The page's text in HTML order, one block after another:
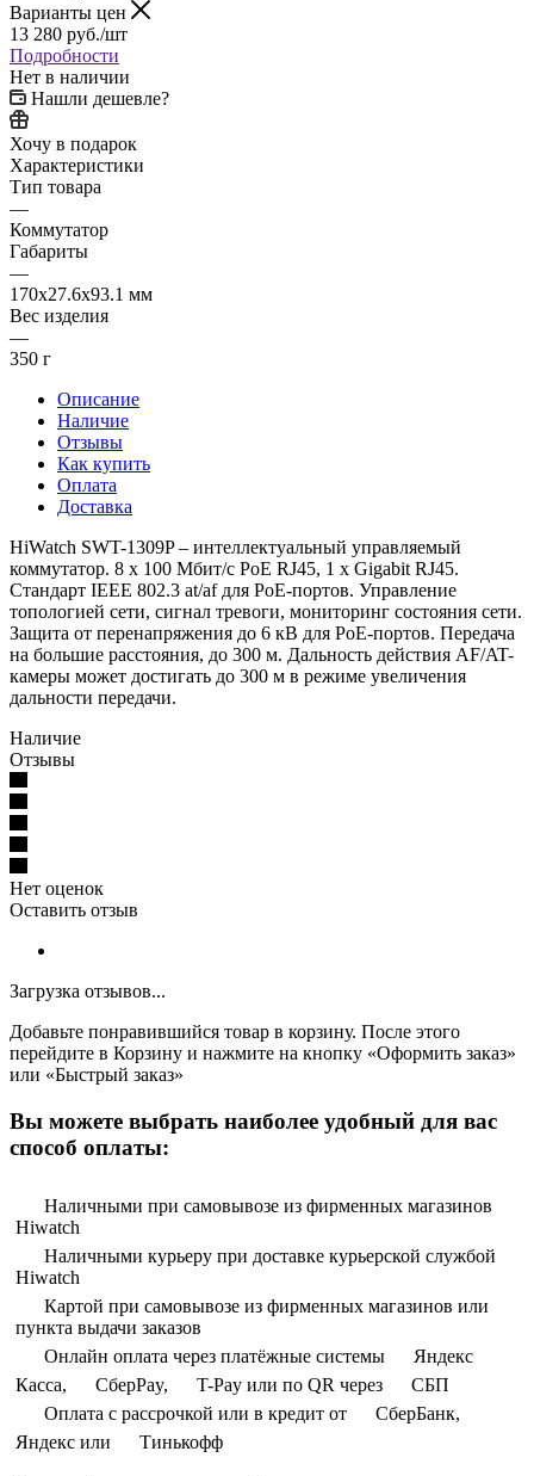
Варианты цен
13 280 руб./шт
Подробности
Нет в наличии
Нашли дешевле?
Хочу в подарок
Характеристики
Тип товара
—
Коммутатор
Габариты
—
170x27.6x93.1 мм
Вес изделия
—
350 г
Описание
Наличие
Отзывы
Как купить
Оплата
Доставка
HiWatch SWT-1309P – интеллектуальный управляемый
коммутатор. 8 х 100 Мбит/с PoE RJ45, 1 х Gigabit RJ45.
Стандарт IEEE 802.3 at/af для PoE-портов. Управление
топологией сети, сигнал тревоги, мониторинг состояния сети.
Защита от перенапряжения до 6 кВ для PoE-портов. Передача
на большие расстояния, до 300 м. Дальность действия AF/AT-
камеры может достигать до 300 м в режиме увеличения
дальности передачи.
Наличие
Отзывы
Нет оценок
Оставить отзыв
Загрузка отзывов...
Добавьте понравившийся товар в корзину. После этого
перейдите в Корзину и нажмите на кнопку «Оформить заказ»
или «Быстрый заказ»
Вы можете выбрать наиболее удобный для вас
способ оплаты:
Наличными при самовывозе из фирменных магазинов
Hiwatch
Наличными курьеру при доставке курьерской службой
Hiwatch
Картой при самовывозе из фирменных магазинов или
пункта выдачи заказов
Онлайн оплата через платёжные системы
Яндекс
Касса,
СберPay, T-Pay или по QR через
СБП
Оплата с рассрочкой или в кредит от
СберБанк,
Яндекс или
Тинькофф